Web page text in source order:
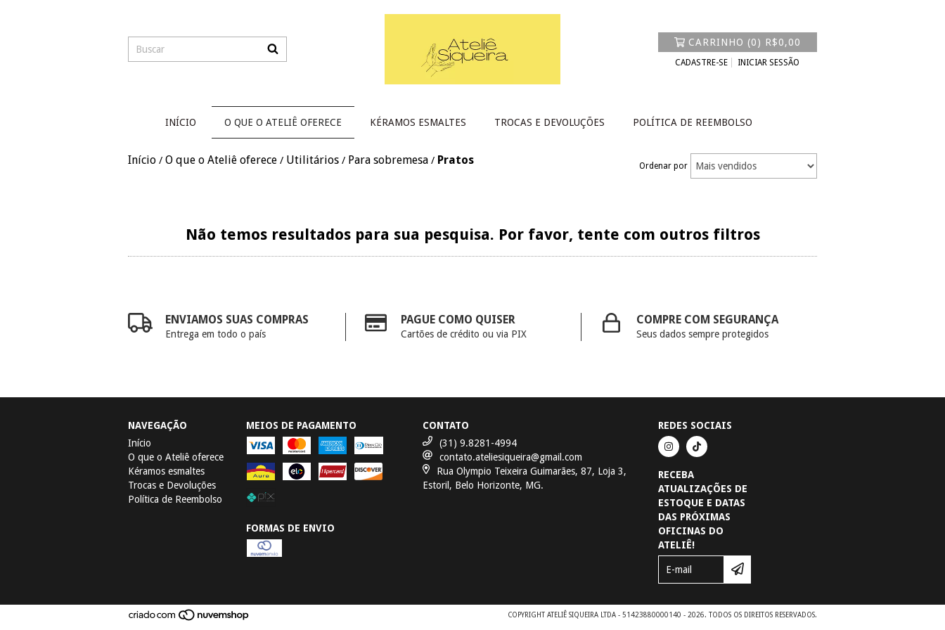
CARRINHO (0) R$0,00
CADASTRE-SE INICIAR SESSÃO
INÍCIO O QUE O ATELIÊ OFERECE KÉRAMOS ESMALTES TROCAS E DEVOLUÇÕES POLÍTICA DE REEMBOLSO
Início / O que o Ateliê oferece / Utilitários / Para sobremesa / Pratos Ordenar por
Não temos resultados para sua pesquisa. Por favor, tente com outros filtros
ENVIAMOS SUAS COMPRAS
Entrega em todo o país
PAGUE COMO QUISER
Cartões de crédito ou via PIX
COMPRE COM SEGURANÇA
Seus dados sempre protegidos
NAVEGAÇÃO
Início
O que o Ateliê oferece
Kéramos esmaltes
Trocas e Devoluções
Política de Reembolso
MEIOS DE PAGAMENTO
FORMAS DE ENVIO
CONTATO
(31) 9.8281-4994
contato.ateliesiqueira@gmail.com
Rua Olympio Teixeira Guimarães, 87, Loja 3,
Estoril, Belo Horizonte, MG.
REDES SOCIAIS
RECEBA
ATUALIZAÇÕES DE
ESTOQUE E DATAS
DAS PRÓXIMAS
OFICINAS DO
ATELIÊ!
COPYRIGHT ATELIÊ SIQUEIRA LTDA - 51423880000140 - 2026. TODOS OS DIREITOS RESERVADOS.